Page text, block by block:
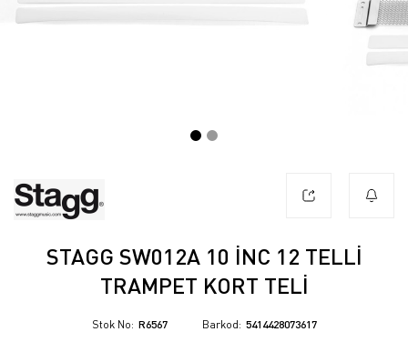
STAGG SW012A 10 İNC 12 TELLI
TRAMPET KORT TELI
Stok No R6567 Barkod 5414428073617